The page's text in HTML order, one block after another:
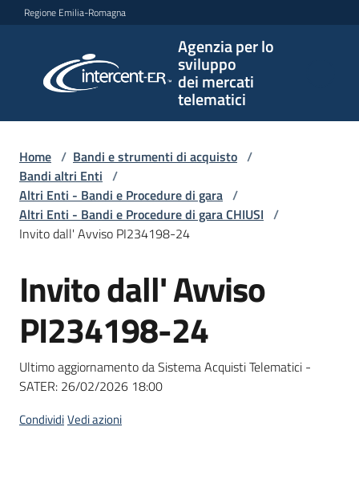
Vai al contenuto
Vai alla navigazione
Vai al footer
Regione Emilia-Romagna
Agenzia per lo
sviluppo
dei mercati
telematici
per lo
sviluppo
telematici
L'Agenzia
Bandi
strumenti
acquisto
Home / Bandi e strumenti di acquisto /
Bandi altri Enti /
Altri Enti - Bandi e Procedure di gara /
Altri Enti - Bandi e Procedure di gara CHIUSI /
Invito dall' Avviso PI234198-24
Salta al contenuto
Invito dall' Avviso
PI234198-24
Ultimo aggiornamento da Sistema Acquisti Telematici -
SATER: 26/02/2026 18:00
CondividiVedi azioni